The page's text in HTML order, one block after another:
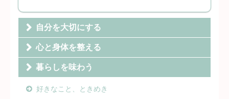
自分を大切にする
心と身体を整える
暮らしを味わう
好きなこと、ときめき